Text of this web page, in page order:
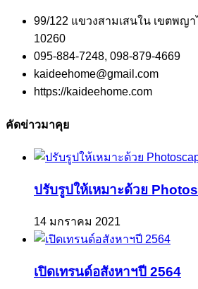
99/122 แขวงสามเสนใน เขตพญ
10260
095-884-7248, 098-879-4669
kaideehome@gmail.com
https://kaideehome.com
คัดข่าวมาคุย
ปรับรูปให้เหมาะด้วย
14 มกราคม 2021
เปิดเทรนด์อสังหาฯปี 2564